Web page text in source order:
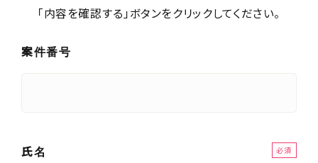
「内容を確認する」ボタンをクリックしてください。
案件番号
氏名 必須